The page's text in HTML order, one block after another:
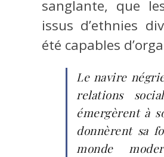
sanglante, que
issus d’ethnies
été capables
Le navire
relations
émergèrent à
donnèrent sa
monde